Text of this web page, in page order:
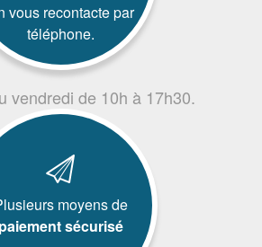
vous recontacte par
téléphone.
vendredi de 10h à 17h30.
moyens de
paiement sécurisé